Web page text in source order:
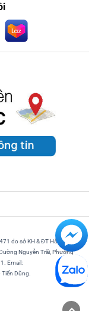
do sở KH & ĐT Hà Nội cấp
Nguyễn Trãi, Phường
Email:
Dũng.